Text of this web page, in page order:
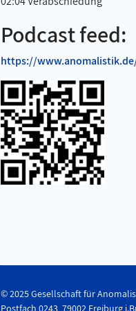
Podcast feed:
https://
© 2025 Gesellschaft für
Postfach 0243, 79002 Freiburg